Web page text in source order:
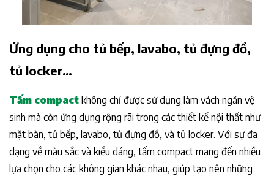
Ứng dụng cho tủ bếp, lavabo, tủ đựng đồ,
tủ locker…
Tấm compact không chỉ được sử dụng làm vách ngăn vệ
sinh mà còn ứng dụng rộng rãi trong các thiết kế nội thất như
mặt bàn, tủ bếp, lavabo, tủ đựng đồ, và tủ locker. Với sự đa
dạng về màu sắc và kiểu dáng, tấm compact mang đến nhiều
lựa chọn cho các không gian khác nhau, giúp tạo nên những